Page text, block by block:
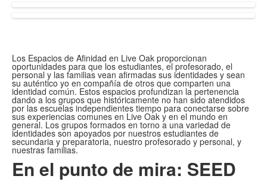
Los Espacios de Afinidad en Live Oak proporcionan
oportunidades para que los estudiantes, el profesorado, el
personal y las familias vean afirmadas sus identidades y sean
su auténtico yo en compañía de otros que comparten una
identidad común. Estos espacios profundizan la pertenencia
dando a los grupos que históricamente no han sido atendidos
por las escuelas independientes tiempo para conectarse sobre
sus experiencias comunes en Live Oak y en el mundo en
general. Los grupos formados en torno a una variedad de
identidades son apoyados por nuestros estudiantes de
secundaria y preparatoria, nuestro profesorado y personal, y
nuestras familias.
En el punto de mira: SEED